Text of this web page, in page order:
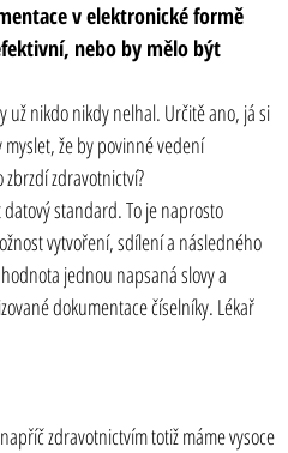
v elektronické formě
nebo by mělo být
už nikdo nikdy nelhal. Určitě ano, já si
myslet, že by povinné vedení
zdravotnictví?
standard. To je naprosto
vytvoření, sdílení a následného
jednou napsaná slovy a
dokumentace číselníky. Lékař
zdravotnictvím totiž máme vysoce